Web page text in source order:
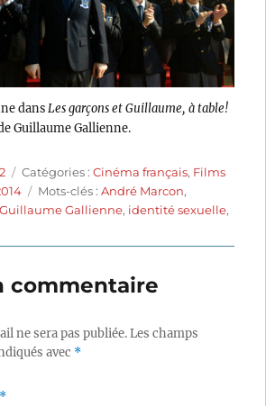
dans Les garçons et Guillaume, à table!
Guillaume Gallienne.
Catégories
Catégories :Cinéma français, Films
Étiquettes
Mots-clés :André Marcon,
Guillaume Gallienne, identité sexuelle,
commentaire
ne sera pas publiée.Les champs
avec *
*